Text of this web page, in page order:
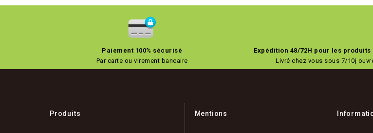
Paiement 100% sécurisé
Par carte ou virement bancaire
Expédition 48/72H pour les produits
Livré chez vous sous 7/10j
Produits Mentions